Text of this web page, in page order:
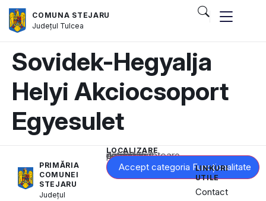
COMUNA STEJARU
Județul Tulcea
Sovidek-Hegyalja
Helyi Akciocsoport
Egyesulet
PRIMĂRIA
COMUNEI
STEJARU
Județul
LOCALIZARE
Acest conținut este blocat până când acceptați categoria corespunzătoare de cookie-uri.
Accept categoria Funcționalitate
LINKURI
UTILE
Contact